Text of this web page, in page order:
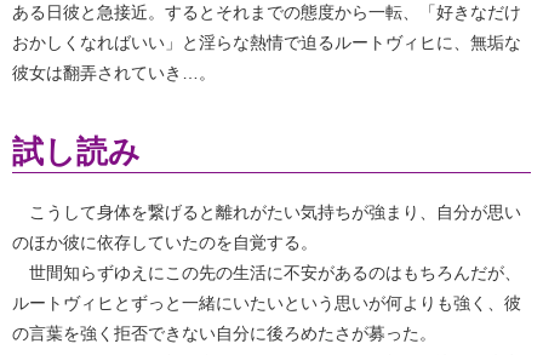
ある日彼と急接近。するとそれまでの態度から一転、「好きなだけ
おかしくなればいい」と淫らな熱情で迫るルートヴィヒに、無垢な
彼女は翻弄されていき…。
試し読み
こうして身体を繋げると離れがたい気持ちが強まり、自分が思い
のほか彼に依存していたのを自覚する。
世間知らずゆえにこの先の生活に不安があるのはもちろんだが、
ルートヴィヒとずっと一緒にいたいという思いが何よりも強く、彼
の言葉を強く拒否できない自分に後ろめたさが募った。